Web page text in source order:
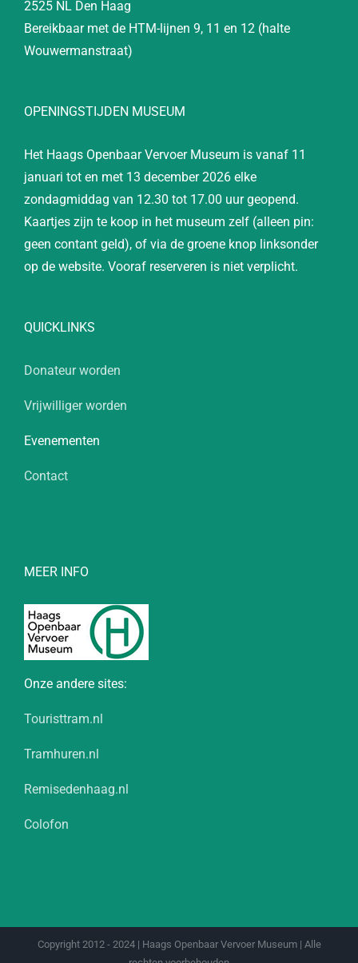
2525 NL Den Haag
Bereikbaar met de HTM-lijnen 9, 11 en 12 (halte
Wouwermanstraat)
OPENINGSTIJDEN MUSEUM
Het Haags Openbaar Vervoer Museum is vanaf 11
januari tot en met 13 december 2026 elke
zondagmiddag van 12.30 tot 17.00 uur geopend.
Kaartjes zijn te koop in het museum zelf (alleen pin:
geen contant geld), of via de groene knop linksonder
op de website. Vooraf reserveren is niet verplicht.
QUICKLINKS
Donateur worden
Vrijwilliger worden
Evenementen
Contact
MEER INFO
Onze andere sites:
Touristtram.nl
Tramhuren.nl
Remisedenhaag.nl
Colofon
Copyright 2012 - 2024 | Haags Openbaar Vervoer Museum | Alle